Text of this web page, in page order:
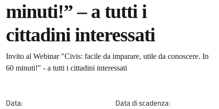
minuti!” – a tutti i
cittadini interessati
Dettagli della notizia
Invito al Webinar "Civis: facile da imparare, utile da conoscere. In
60 minuti!" - a tutti i cittadini interessati
Data: Data di scadenza: